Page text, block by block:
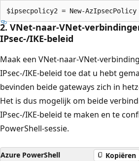
2. VNet-naar-VNet-
IPsec-/IKE-beleid
Maak een VNet-naar-VNet-
IPsec-/IKE-beleid toe dat u hebt
bevinden beide gateways zich in
Het is dus mogelijk om beide
IPsec-/IKE-beleid te maken en te
PowerShell-sessie.
Azure PowerShell Kopiëren